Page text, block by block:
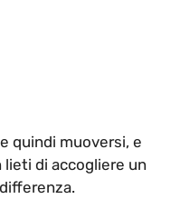
quindi muoversi, e
di accogliere un